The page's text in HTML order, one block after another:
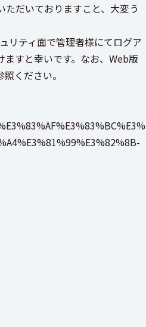
だいておりますこと、大変う
リティ面で管理者様にてログア
すと幸いです。なお、Web版
ください。